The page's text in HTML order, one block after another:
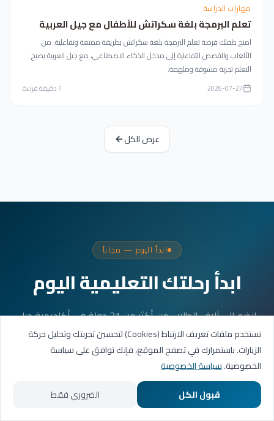
مهارات الدراسة
تعلم البرمجة بلغة سكراتش للأطفال مع جيل العربية
امنح طفلك فرصة تعلم البرمجة بلغة سكراتش بطريقة ممتعة وتفاعلية. من
الألعاب والقصص التفاعلية إلى مدخل الذكاء الاصطناعي، مع جيل العربية يصبح
التعلم تجربة مشوقة وملهمة.
2026-07-27
7دقيقة قراءة
عرض الكل
ابدأ اليوم — مجاناً
ابدأ رحلتك التعليمية اليوم
انضم إلى آلاف الطلاب من أكثر من 31 دولة في أكاديمية جيل
العربية. جلستك الأولى مجانية.
احجز حصتك التجريبية
تواصل عبر واتساب
الرئيسية المسارات التعليمية
نستخدم ملفات تعريف الارتباط (Cookies) لتحسين تجربتك وتحليل حركة
الزيارات. باستمرارك في تصفح الموقع، فإنك توافق على سياسة
الخصوصية.سياسة الخصوصية
قبول الكل
الضروري فقط